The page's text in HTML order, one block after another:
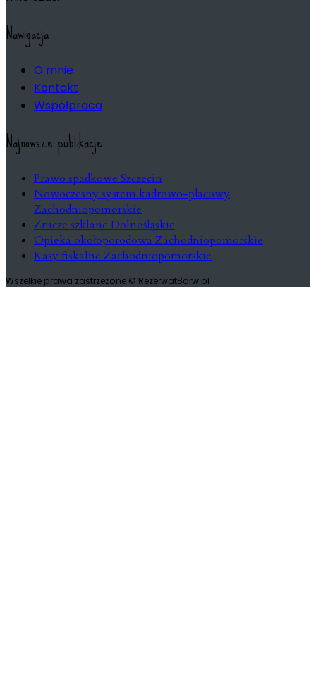
Nawigacja
O mnie
Kontakt
Współpraca
Najnowsze publikacje
Prawo spadkowe Szczecin
Nowoczesny system kadrowo-płacowy
Zachodniopomorskie
Znicze szklane Dolnośląskie
Opieka okołoporodowa Zachodniopomorskie
Kasy fiskalne Zachodniopomorskie
Wszelkie prawa zastrzeżone © RezerwatBarw.pl